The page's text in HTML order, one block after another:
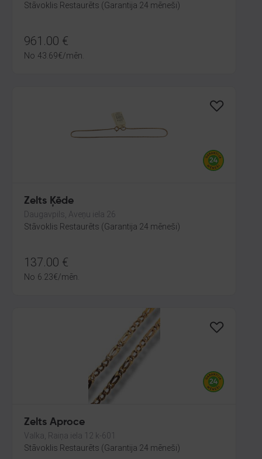
Stāvoklis Restaurēts (Garantija 24 mēneši)
961.00 €
No 43.69€/mēn.
Zelts Ķēde
Daugavpils, Aveņu iela 26
Stāvoklis Restaurēts (Garantija 24 mēneši)
137.00 €
No 6.23€/mēn.
Zelts Aproce
Valka, Raiņa iela 12 k-601
Stāvoklis Restaurēts (Garantija 24 mēneši)